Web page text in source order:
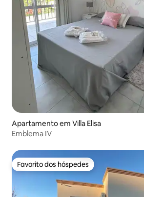
Apartamento em Villa Elisa
Emblema IV
Favorito dos hóspedes
Favorito dos hóspedes